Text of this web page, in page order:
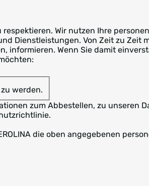
Wir nutzen Ihre
Dienstleistungen. Von Zeit zu Zeit
Wenn Sie damit
werden.
zum Abbestellen, zu unseren
die oben angegebenen